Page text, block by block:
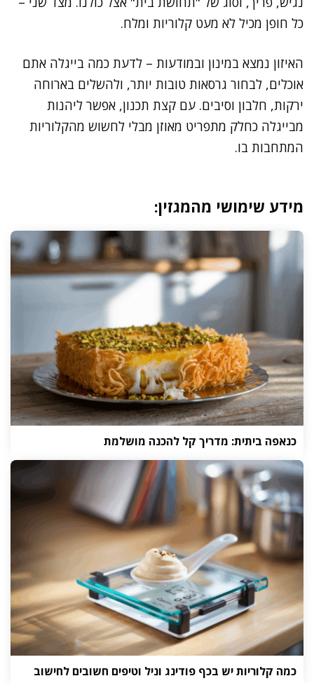
כל חופן מכיל לא מעט קלוריות ומלח.
האיזון נמצא במינון ובמודעות – לדעת כמה בייגלה אתם
אוכלים, לבחור גרסאות טובות יותר, ולהשלים בארוחה
ירקות, חלבון וסיבים. עם קצת תכנון, אפשר ליהנות
מבייגלה כחלק מתפריט מאוזן מבלי לחשוש מהקלוריות
המתחבות בו.
מידע שימושי מהמגזין:
כנאפה ביתית: מדריך קל להכנה מושלמת
כמה קלוריות יש בכף פודינג וניל וטיפים חשובים לחישוב